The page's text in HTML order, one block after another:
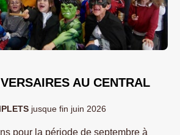
AU CENTRAL
jusque fin juin 2026
pour la période de septembre à